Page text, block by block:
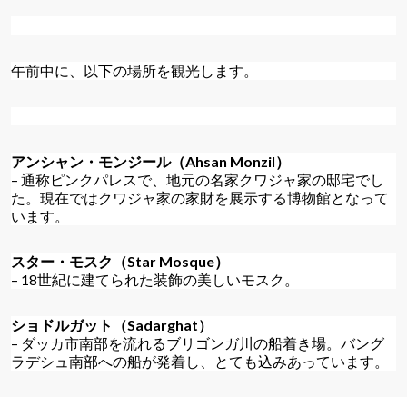
午前中に、以下の場所を観光します。
アンシャン・モンジール（Ahsan Monzil）
– 通称ピンクパレスで、地元の名家クワジャ家の邸宅でし
た。現在ではクワジャ家の家財を展示する博物館となって
います。
スター・モスク（Star Mosque）
– 18世紀に建てられた装飾の美しいモスク。
ショドルガット（Sadarghat）
– ダッカ市南部を流れるブリゴンガ川の船着き場。バング
ラデシュ南部への船が発着し、とても込みあっています。